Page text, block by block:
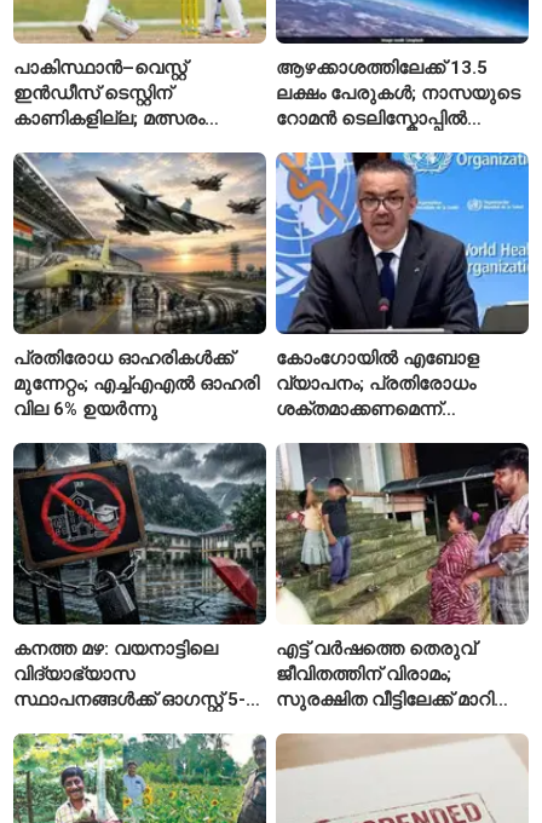
പാകിസ്ഥാൻ–വെസ്റ്റ്
ഇൻഡീസ് ടെസ്റ്റിന്
കാണികളില്ല; മത്സരം
പരിഹാസവിഷയം
ആഴക്കാശത്തിലേക്ക് 13.5
ലക്ഷം പേരുകൾ; നാസയുടെ
റോമൻ ടെലിസ്കോപ്പിൽ
പ്രതിരോധ ഓഹരികൾക്ക്
മുന്നേറ്റം; എച്ച്എഎൽ ഓഹരി
വില 6% ഉയർന്നു
കോംഗോയിൽ എബോള
വ്യാപനം; പ്രതിരോധം
ശക്തമാക്കണമെന്ന്
കനത്ത മഴ: വയനാട്ടിലെ
വിദ്യാഭ്യാസ
സ്ഥാപനങ്ങൾക്ക് ഓഗസ്റ്റ് 5-ന്
എട്ട് വർഷത്തെ തെരുവ്
ജീവിതത്തിന് വിരാമം;
സുരക്ഷിത വീട്ടിലേക്ക് മാറി